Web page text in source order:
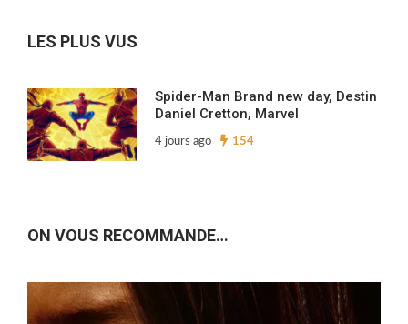
LES PLUS VUS
Spider-Man Brand new day, Destin
Daniel Cretton, Marvel
4 jours ago 154
ON VOUS RECOMMANDE…